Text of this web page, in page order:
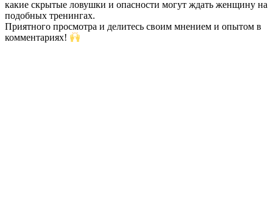
какие скрытые ловушки и опасности могут ждать женщину на
подобных тренингах.
Приятного просмотра и делитесь своим мнением и опытом в
комментариях!